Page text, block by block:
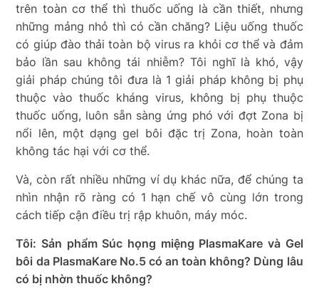
trên toàn cơ thể thì thuốc uống là cần thiết, nhưng
những mảng nhỏ thì có cần chăng? Liệu uống thuốc
có giúp đào thải toàn bộ virus ra khỏi cơ thể và đảm
bảo lần sau không tái nhiễm? Tôi nghĩ là khó, vậy
giải pháp chúng tôi đưa là 1 giải pháp không bị phụ
thuộc vào thuốc kháng virus, không bị phụ thuộc
thuốc uống, luôn sẵn sàng ứng phó với đợt Zona bị
nổi lên, một dạng gel bôi đặc trị Zona, hoàn toàn
không tác hại với cơ thể.
Và, còn rất nhiều những ví dụ khác nữa, để chúng ta
nhìn nhận rõ ràng có 1 hạn chế vô cùng lớn trong
cách tiếp cận điều trị rập khuôn, máy móc.
Tôi: Sản phẩm Súc họng miệng PlasmaKare và Gel
bôi da PlasmaKare No.5 có an toàn không? Dùng lâu
có bị nhờn thuốc không?